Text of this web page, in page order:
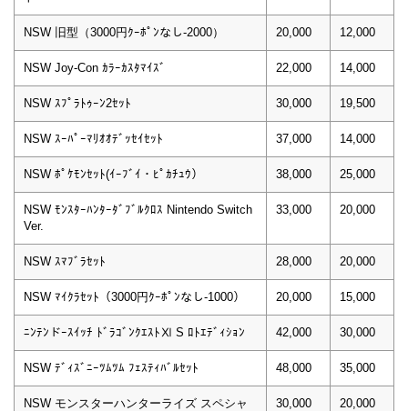
NSW 旧型（3000円ｸｰﾎﾟﾝなし-2000） 20,000 12,000
NSW Joy-Con ｶﾗｰｶｽﾀﾏｲｽﾞ 22,000 14,000
NSW ｽﾌﾟﾗﾄｩｰﾝ2ｾｯﾄ 30,000 19,500
NSW ｽｰﾊﾟｰﾏﾘｵｵﾃﾞｯｾｲｾｯﾄ 37,000 14,000
NSW ﾎﾟｹﾓﾝｾｯﾄ(ｲｰﾌﾞｲ・ﾋﾟｶﾁｭｳ） 38,000 25,000
NSW ﾓﾝｽﾀｰﾊﾝﾀｰﾀﾞﾌﾞﾙｸﾛｽ Nintendo Switch
Ver.
33,000 20,000
NSW ｽﾏﾌﾞﾗｾｯﾄ 28,000 20,000
NSW ﾏｲｸﾗｾｯﾄ（3000円ｸｰﾎﾟﾝなし-1000） 20,000 15,000
ﾆﾝﾃﾝドｰｽｲｯﾁ ﾄﾞﾗｺﾞﾝｸｴｽﾄⅪ S ﾛﾄｴﾃﾞｨｼｮﾝ 42,000 30,000
NSW ﾃﾞｨｽﾞﾆｰﾂﾑﾂﾑ ﾌｪｽﾃｨﾊﾞﾙｾｯﾄ 48,000 35,000
NSW モンスターハンターライズ スペシャ
30,000 20,000